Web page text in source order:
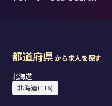
都道府県から求人を探す
北海道
北海道(116)